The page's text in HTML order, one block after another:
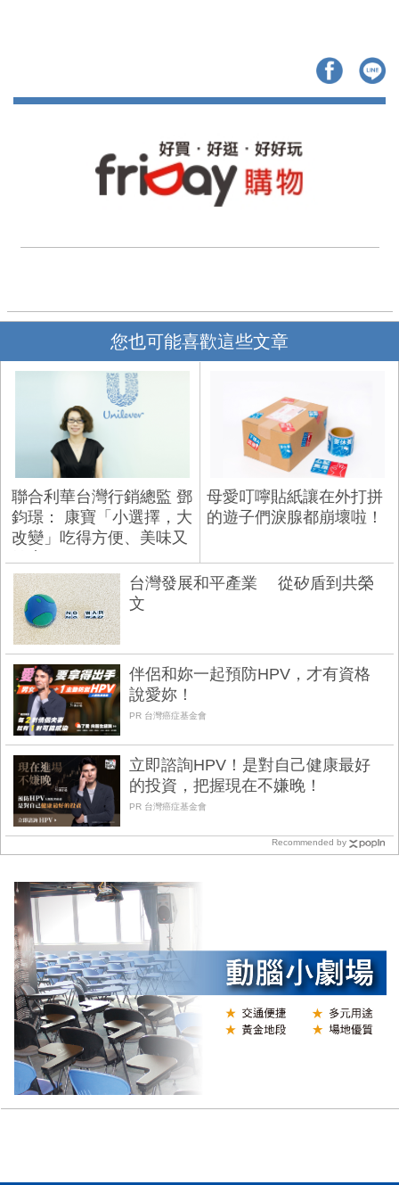
您也可能喜歡這些文章
聯合利華台灣行銷總監 鄧
鈞璟： 康寶「小選擇，大
改變」吃得方便、美味又
健康
母愛叮嚀貼紙讓在外打拼
的遊子們淚腺都崩壞啦！
台灣發展和平產業 從矽盾到共榮
文
伴侶和妳一起預防HPV，才有資格
說愛妳！
PR 台灣癌症基金會
立即諮詢HPV！是對自己健康最好
的投資，把握現在不嫌晚！
PR 台灣癌症基金會
Recommended by